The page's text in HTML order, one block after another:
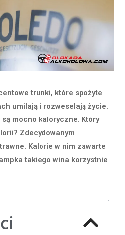
trunki, które spożyte
umilają i rozweselają życie.
mocno kaloryczne. Który
Zdecydowanym
Kalorie w nim zawarte
takiego wina korzystnie